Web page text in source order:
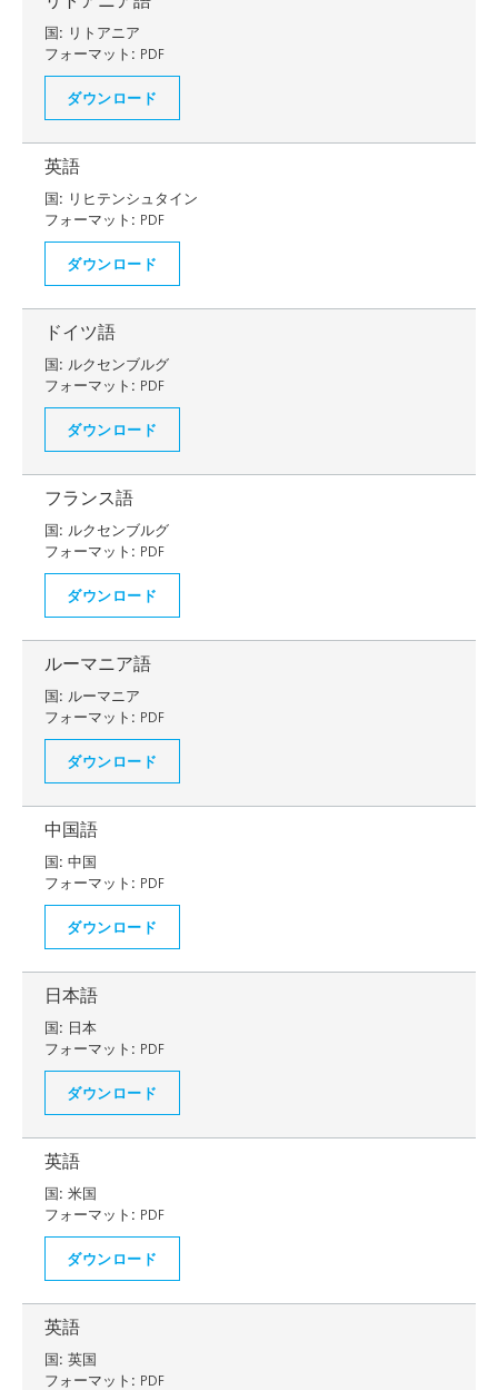
国: リトアニア
フォーマット: PDF
ダウンロード
英語
国: リヒテンシュタイン
フォーマット: PDF
ダウンロード
ドイツ語
国: ルクセンブルグ
フォーマット: PDF
ダウンロード
フランス語
国: ルクセンブルグ
フォーマット: PDF
ダウンロード
ルーマニア語
国: ルーマニア
フォーマット: PDF
ダウンロード
中国語
国: 中国
フォーマット: PDF
ダウンロード
日本語
国: 日本
フォーマット: PDF
ダウンロード
英語
国: 米国
フォーマット: PDF
ダウンロード
英語
国: 英国
フォーマット: PDF